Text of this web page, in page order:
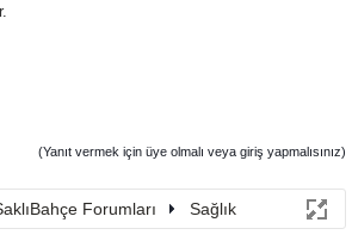
(Yanıt vermek için üye olmalı veya giriş yapmalısınız)
Forumları Sağlık